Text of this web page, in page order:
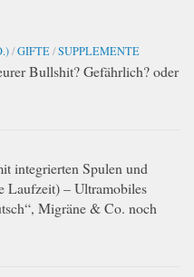
/GIFTE/SUPPLEMENTE
Bullshit? Gefährlich? oder
integrierten Spulen und
Laufzeit) – Ultramobiles
Migräne & Co. noch